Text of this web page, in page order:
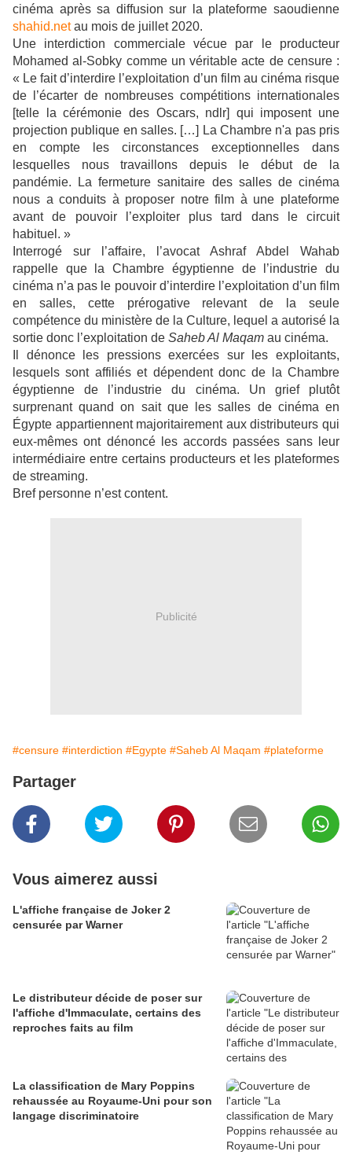
cinéma après sa diffusion sur la plateforme saoudienne
shahid.netau mois de juillet 2020.
Une interdiction commerciale vécue par le producteur
Mohamed al-Sobky comme un véritable acte de censure :
« Le fait d’interdire l’exploitation d’un film au cinéma risque
de l’écarter de nombreuses compétitions internationales
[telle la cérémonie des Oscars, ndlr] qui imposent une
projection publique en salles. […] La Chambre n'a pas pris
en compte les circonstances exceptionnelles dans
lesquelles nous travaillons depuis le début de la
pandémie. La fermeture sanitaire des salles de cinéma
nous a conduits à proposer notre film à une plateforme
avant de pouvoir l’exploiter plus tard dans le circuit
habituel. »
Interrogé sur l’affaire, l’avocat Ashraf Abdel Wahab
rappelle que la Chambre égyptienne de l’industrie du
cinéma n’a pas le pouvoir d’interdire l’exploitation d’un film
en salles, cette prérogative relevant de la seule
compétence du ministère de la Culture, lequel a autorisé la
sortie donc l’exploitation de Saheb Al Maqam au cinéma.
Il dénonce les pressions exercées sur les exploitants,
lesquels sont affiliés et dépendent donc de la Chambre
égyptienne de l’industrie du cinéma. Un grief plutôt
surprenant quand on sait que les salles de cinéma en
Égypte appartiennent majoritairement aux distributeurs qui
eux-mêmes ont dénoncé les accords passées sans leur
intermédiaire entre certains producteurs et les plateformes
de streaming.
Bref personne n’est content.
Publicité
#censure #interdiction #Egypte #Saheb Al Maqam #plateforme
Partager
Vous aimerez aussi
L'affiche française de Joker 2
censurée par Warner
Le distributeur décide de poser sur
l'affiche d'Immaculate, certains des
reproches faits au film
La classification de Mary Poppins
rehaussée au Royaume-Uni pour son
langage discriminatoire